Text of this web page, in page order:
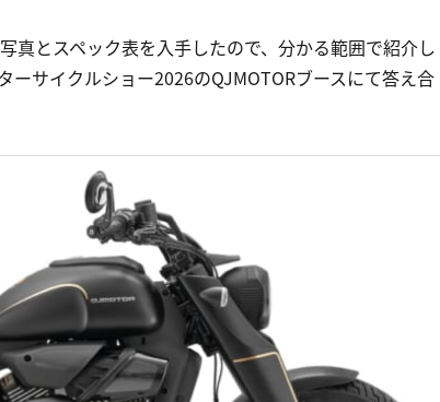
真とスペック表を入手したので、分かる範囲で紹介し
ーサイクルショー2026のQJMOTORブースにて答え合